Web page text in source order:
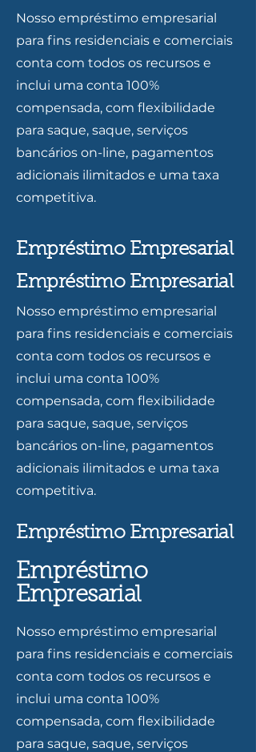
Nosso empréstimo empresarial
para fins residenciais e comerciais
conta com todos os recursos e
inclui uma conta 100%
compensada, com flexibilidade
para saque, saque, serviços
bancários on-line, pagamentos
adicionais ilimitados e uma taxa
competitiva.
Empréstimo Empresarial
Empréstimo Empresarial
Nosso empréstimo empresarial
para fins residenciais e comerciais
conta com todos os recursos e
inclui uma conta 100%
compensada, com flexibilidade
para saque, saque, serviços
bancários on-line, pagamentos
adicionais ilimitados e uma taxa
competitiva.
Empréstimo Empresarial
Empréstimo
Empresarial
Nosso empréstimo empresarial
para fins residenciais e comerciais
conta com todos os recursos e
inclui uma conta 100%
compensada, com flexibilidade
para saque, saque, serviços